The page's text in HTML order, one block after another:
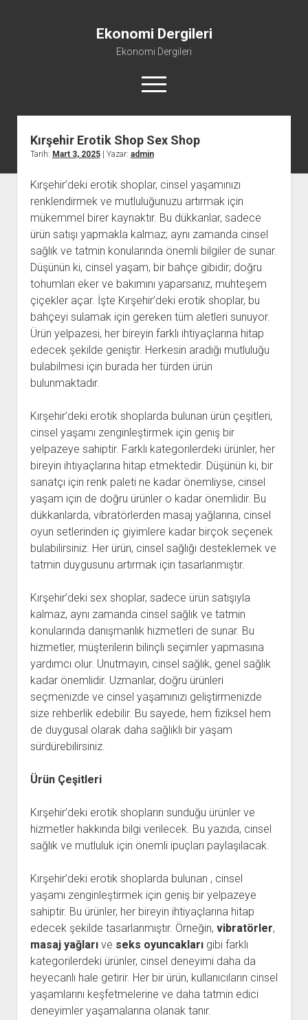
Ekonomi Dergileri
Ekonomi Dergileri
menüyü
aç
Kırşehir Erotik Shop Sex Shop
Tarih: Mart 3, 2025| Yazar: admin
Kırşehir’deki erotik shoplar, cinsel yaşamınızı
renklendirmek ve mutluluğunuzu artırmak için
mükemmel birer kaynaktır. Bu dükkanlar, sadece
ürün satışı yapmakla kalmaz; aynı zamanda cinsel
sağlık ve tatmin konularında önemli bilgiler de sunar.
Düşünün ki, cinsel yaşam, bir bahçe gibidir; doğru
tohumları eker ve bakımını yaparsanız, muhteşem
çiçekler açar. İşte Kırşehir’deki erotik shoplar, bu
bahçeyi sulamak için gereken tüm aletleri sunuyor.
Ürün yelpazesi, her bireyin farklı ihtiyaçlarına hitap
edecek şekilde geniştir. Herkesin aradığı mutluluğu
bulabilmesi için burada her türden ürün
bulunmaktadır.
Kırşehir’deki erotik shoplarda bulunan ürün çeşitleri,
cinsel yaşamı zenginleştirmek için geniş bir
yelpazeye sahiptir. Farklı kategorilerdeki ürünler, her
bireyin ihtiyaçlarına hitap etmektedir. Düşünün ki, bir
sanatçı için renk paleti ne kadar önemliyse, cinsel
yaşam için de doğru ürünler o kadar önemlidir. Bu
dükkanlarda, vibratörlerden masaj yağlarına, cinsel
oyun setlerinden iç giyimlere kadar birçok seçenek
bulabilirsiniz. Her ürün, cinsel sağlığı desteklemek ve
tatmin duygusunu artırmak için tasarlanmıştır.
Kırşehir’deki sex shoplar, sadece ürün satışıyla
kalmaz, aynı zamanda cinsel sağlık ve tatmin
konularında danışmanlık hizmetleri de sunar. Bu
hizmetler, müşterilerin bilinçli seçimler yapmasına
yardımcı olur. Unutmayın, cinsel sağlık, genel sağlık
kadar önemlidir. Uzmanlar, doğru ürünleri
seçmenizde ve cinsel yaşamınızı geliştirmenizde
size rehberlik edebilir. Bu sayede, hem fiziksel hem
de duygusal olarak daha sağlıklı bir yaşam
sürdürebilirsiniz.
Ürün Çeşitleri
Kırşehir’deki erotik shopların sunduğu ürünler ve
hizmetler hakkında bilgi verilecek. Bu yazıda, cinsel
sağlık ve mutluluk için önemli ipuçları paylaşılacak.
Kırşehir’deki erotik shoplarda bulunan , cinsel
yaşamı zenginleştirmek için geniş bir yelpazeye
sahiptir. Bu ürünler, her bireyin ihtiyaçlarına hitap
edecek şekilde tasarlanmıştır. Örneğin, vibratörler,
masaj yağlarıve seks oyuncaklarıgibi farklı
kategorilerdeki ürünler, cinsel deneyimi daha da
heyecanlı hale getirir. Her bir ürün, kullanıcıların cinsel
yaşamlarını keşfetmelerine ve daha tatmin edici
deneyimler yaşamalarına olanak tanır.